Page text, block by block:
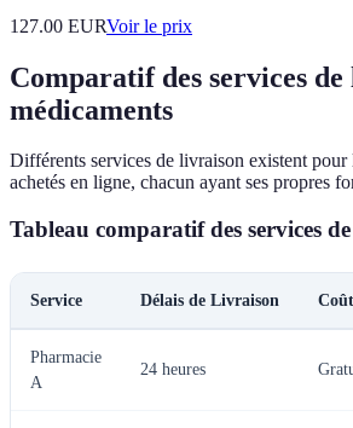
127.00 EURVoir le prix
Comparatif des services
médicaments
Différents services de livraison existent pour
achetés en ligne, chacun ayant ses propres
Tableau comparatif des services
Service Délais de Livraison
Pharmacie
A
24 heures